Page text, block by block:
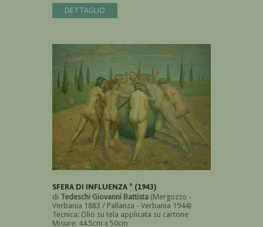
DETTAGLIO
SFERA DI INFLUENZA ° (1943)
di Tedeschi Giovanni Battista (Mergozzo -
Verbania 1883 / Pallanza - Verbania 1944)
Tecnica: Olio su tela applicata su cartone
Misure: 44.5cm x 50cm